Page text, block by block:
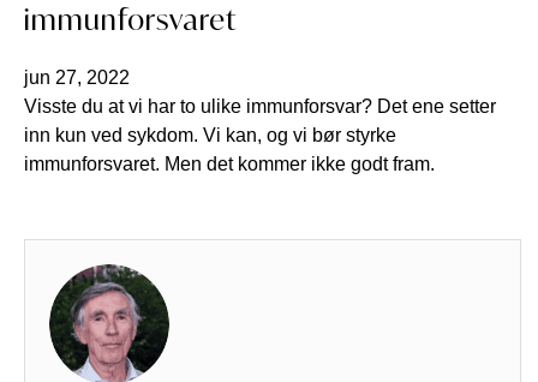
immunforsvaret
jun 27, 2022
Visste du at vi har to ulike immunforsvar? Det ene setter
inn kun ved sykdom. Vi kan, og vi bør styrke
immunforsvaret. Men det kommer ikke godt fram.